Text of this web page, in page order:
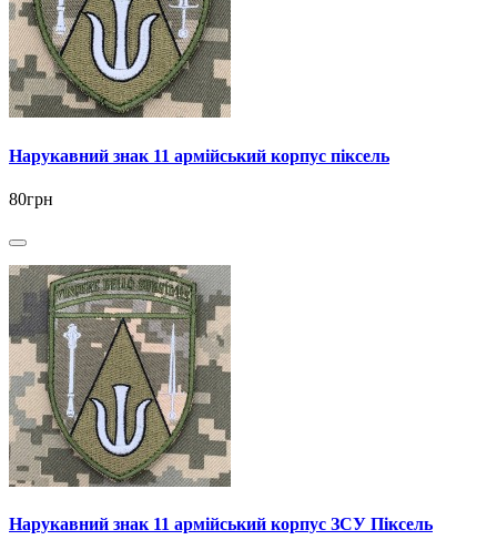
Нарукавний знак 11 армійський корпус піксель
80грн
Нарукавний знак 11 армійський корпус ЗСУ Піксель